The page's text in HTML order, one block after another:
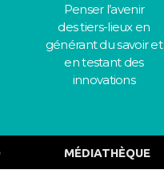
Penser l’avenir
des tiers-lieux en
générant du savoir et
en testant des
innovations
MÉDIATHÈQUE